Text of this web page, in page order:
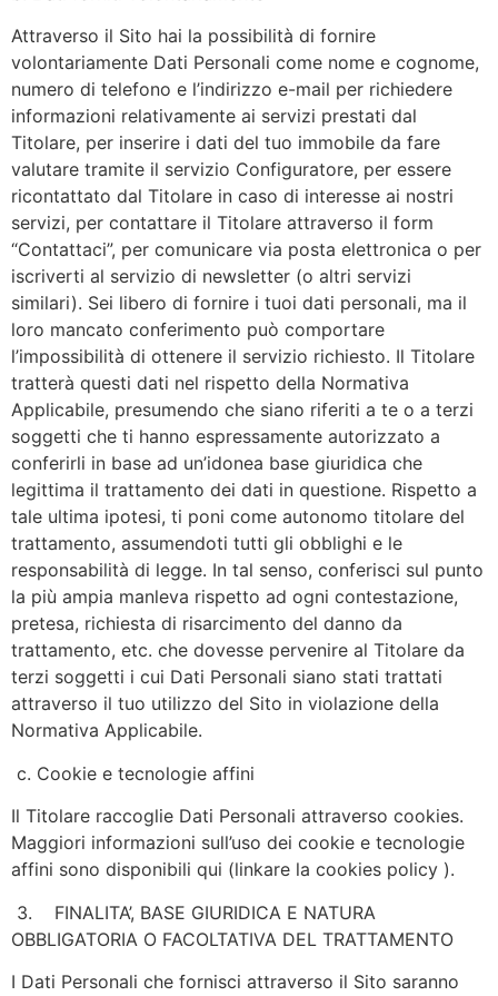
Attraverso il Sito hai la possibilità di fornire
volontariamente Dati Personali come nome e cognome,
numero di telefono e l’indirizzo e-mail per richiedere
informazioni relativamente ai servizi prestati dal
Titolare, per inserire i dati del tuo immobile da fare
valutare tramite il servizio Configuratore, per essere
ricontattato dal Titolare in caso di interesse ai nostri
servizi, per contattare il Titolare attraverso il form
“Contattaci”, per comunicare via posta elettronica o per
iscriverti al servizio di newsletter (o altri servizi
similari). Sei libero di fornire i tuoi dati personali, ma il
loro mancato conferimento può comportare
l’impossibilità di ottenere il servizio richiesto. Il Titolare
tratterà questi dati nel rispetto della Normativa
Applicabile, presumendo che siano riferiti a te o a terzi
soggetti che ti hanno espressamente autorizzato a
conferirli in base ad un’idonea base giuridica che
legittima il trattamento dei dati in questione. Rispetto a
tale ultima ipotesi, ti poni come autonomo titolare del
trattamento, assumendoti tutti gli obblighi e le
responsabilità di legge. In tal senso, conferisci sul punto
la più ampia manleva rispetto ad ogni contestazione,
pretesa, richiesta di risarcimento del danno da
trattamento, etc. che dovesse pervenire al Titolare da
terzi soggetti i cui Dati Personali siano stati trattati
attraverso il tuo utilizzo del Sito in violazione della
Normativa Applicabile.
c. Cookie e tecnologie affini
Il Titolare raccoglie Dati Personali attraverso cookies.
Maggiori informazioni sull’uso dei cookie e tecnologie
affini sono disponibili qui (linkare la cookies policy ).
3. FINALITA’, BASE GIURIDICA E NATURA
OBBLIGATORIA O FACOLTATIVA DEL TRATTAMENTO
I Dati Personali che fornisci attraverso il Sito saranno